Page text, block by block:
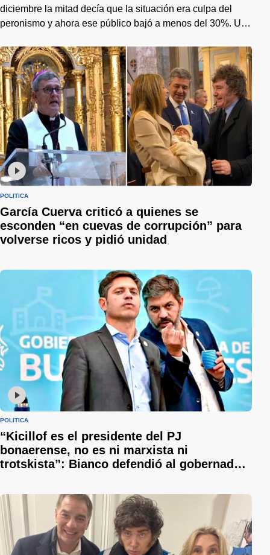
diciembre la mitad decía que la situación era culpa del
peronismo y ahora ese público bajó a menos del 30%. Un
2027.
POLÍTICA
García Cuerva criticó a quienes se
esconden “en cuevas de corrupción” para
volverse ricos y pidió unidad
POLÍTICA
“Kicillof es el presidente del PJ
bonaerense, no es ni marxista ni
trotskista”: Bianco defendió al gobernador